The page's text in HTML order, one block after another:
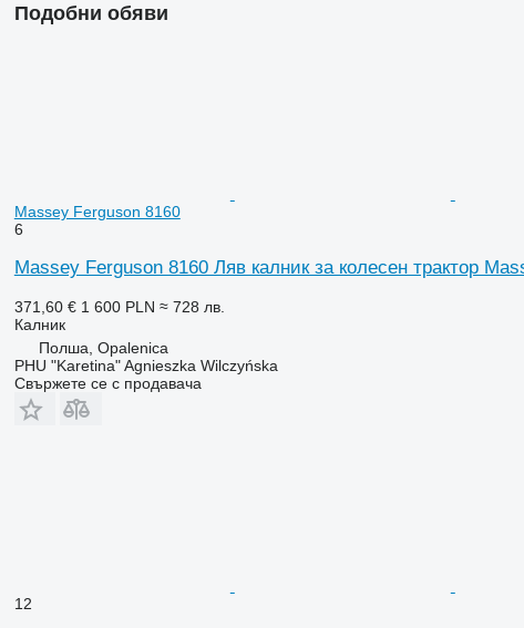
Подобни обяви
Massey Ferguson 8160
6
Massey Ferguson 8160 Ляв калник за колесен трактор
371,60 € 1 600 PLN ≈ 728 лв.
Калник
Полша, Opalenica
PHU "Karetina" Agnieszka Wilczyńska
Свържете се с продавача
12